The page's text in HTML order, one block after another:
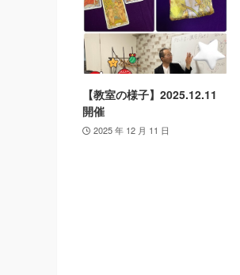
【教室の様子】2025.12.11
開催
2025 年 12 月 11 日